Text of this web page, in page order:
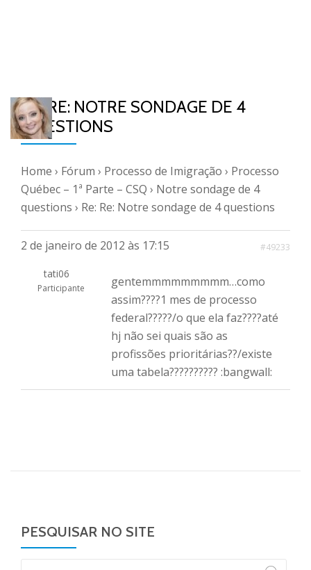
RE: RE: NOTRE SONDAGE DE 4
QUESTIONS
Home › Fórum › Processo de Imigração › Processo
Québec – 1ª Parte – CSQ › Notre sondage de 4
questions › Re: Re: Notre sondage de 4 questions
2 de janeiro de 2012 às 17:15 #49233
tati06
Participante
gentemmmmmmmmm…como
assim????1 mes de processo
federal?????/o que ela faz????até
hj não sei quais são as
profissões prioritárias??/existe
uma tabela?????????? :bangwall:
PESQUISAR NO SITE